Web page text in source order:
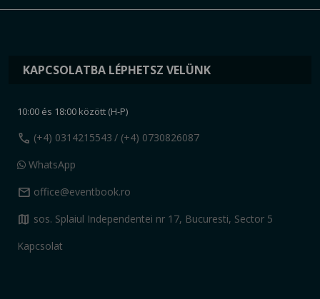
KAPCSOLATBA LÉPHETSZ VELÜNK
10:00 és 18:00 között (H-P)
call (+4) 0314215543 / (+4) 0730826087
WhatsApp
mail office@eventbook.ro
map sos. Splaiul Independentei nr 17, Bucuresti, Sector 5
Kapcsolat